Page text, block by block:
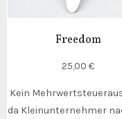
Freedom
25,00€
Kein
da Kleinunternehmer